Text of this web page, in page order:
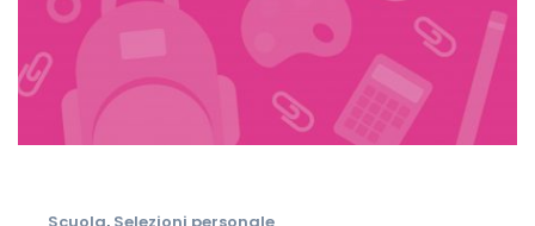
Scuola, Selezioni personale